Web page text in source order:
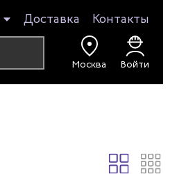
Доставка Контакты
Москва Войти